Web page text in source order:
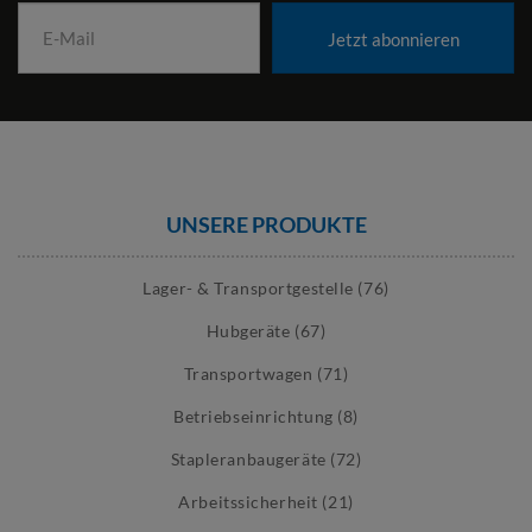
Jetzt abonnieren
UNSERE PRODUKTE
Lager- & Transportgestelle (76)
Hubgeräte (67)
Transportwagen (71)
Betriebseinrichtung (8)
Stapleranbaugeräte (72)
Arbeitssicherheit (21)